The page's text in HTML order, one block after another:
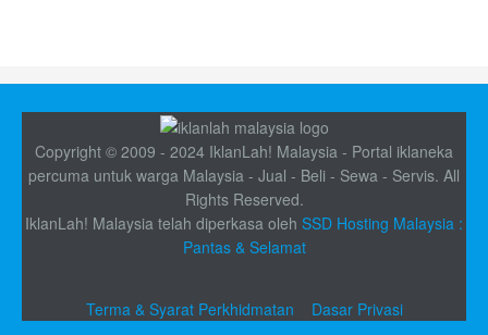
Copyright © 2009 - 2024 IklanLah! Malaysia - Portal iklaneka
percuma untuk warga Malaysia - Jual - Beli - Sewa - Servis. All
Rights Reserved.
IklanLah! Malaysia telah diperkasa oleh SSD Hosting Malaysia :
Pantas & Selamat
Terma & Syarat Perkhidmatan Dasar Privasi